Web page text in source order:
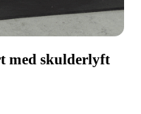
med skulderlyft